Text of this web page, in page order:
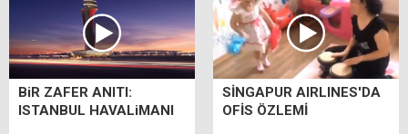
BiR ZAFER ANITI:
ISTANBUL HAVALiMANI
SİNGAPUR AIRLINES'DA
OFİS ÖZLEMİ